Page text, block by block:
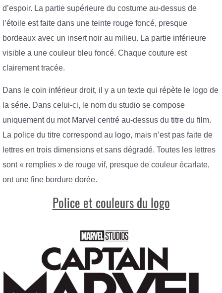
d’espoir. La partie supérieure du costume au-dessus de
l’étoile est faite dans une teinte rouge foncé, presque
bordeaux avec un insert noir au milieu. La partie inférieure
visible a une couleur bleu foncé. Chaque couture est
clairement tracée.
Dans le coin inférieur droit, il y a un texte qui répète le logo de
la série. Dans celui-ci, le nom du studio se compose
uniquement du mot Marvel centré au-dessus du titre du film.
La police du titre correspond au logo, mais n’est pas faite de
lettres en trois dimensions et sans dégradé. Toutes les lettres
sont « remplies » de rouge vif, presque de couleur écarlate,
ont une fine bordure dorée.
Police et couleurs du logo